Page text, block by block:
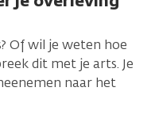
leeft:
Of wil je weten hoe
dit met je arts. Je
naar het